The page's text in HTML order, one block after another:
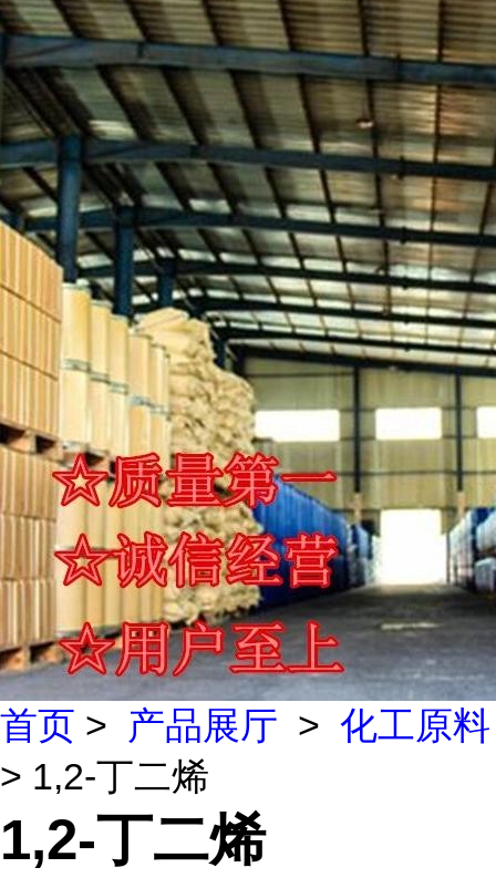
首页 > 产品展厅 > 化工原料
> 1,2-丁二烯
1,2-丁二烯